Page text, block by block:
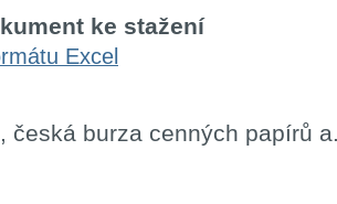
ke stažení
Excel
česká burza cenných papírů